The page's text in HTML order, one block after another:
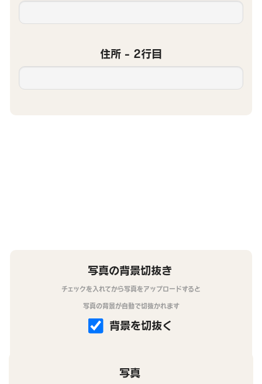
住所 - 2行目
写真の背景切抜き
チェックを入れてから写真をアップロードすると
写真の背景が自動で切抜かれます
背景を切抜く
写真